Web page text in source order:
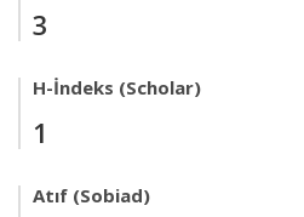
3
H-İndeks (Scholar)
1
Atıf (Sobiad)